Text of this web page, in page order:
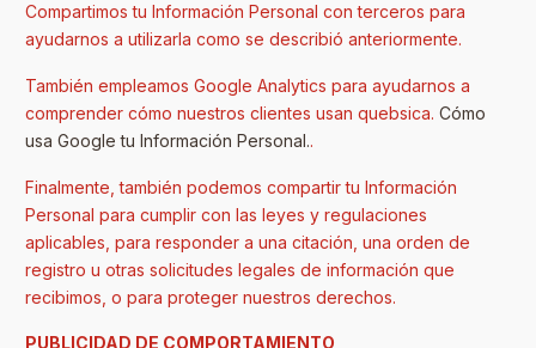
Compartimos tu Información Personal con terceros para
ayudarnos a utilizarla como se describió anteriormente.
También empleamos Google Analytics para ayudarnos a
comprender cómo nuestros clientes usan quebsica. Cómo
usa Google tu Información Personal..
Finalmente, también podemos compartir tu Información
Personal para cumplir con las leyes y regulaciones
aplicables, para responder a una citación, una orden de
registro u otras solicitudes legales de información que
recibimos, o para proteger nuestros derechos.
PUBLICIDAD DE COMPORTAMIENTO